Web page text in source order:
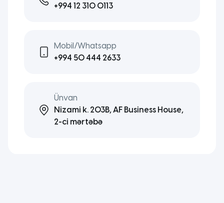
+994 12 310 0113
Mobil/Whatsapp
+994 50 444 2633
Ünvan
Nizami k. 203B, AF Business House,
2-ci mərtəbə